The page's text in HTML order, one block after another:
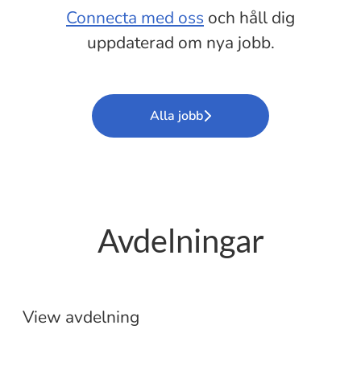
Connecta med oss och håll dig
uppdaterad om nya jobb.
Alla jobb
Avdelningar
View avdelning